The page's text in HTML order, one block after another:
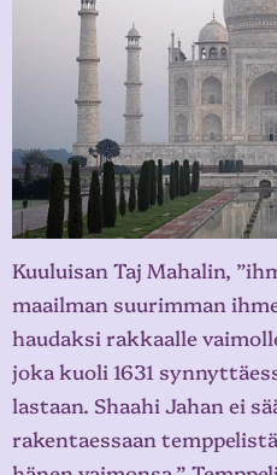
Kuuluisan Taj Mahalin,
maailman suurimman
haudaksi rakkaalle
joka kuoli 1631
lastaan. Shaahi Jahan ei
rakentaessaan